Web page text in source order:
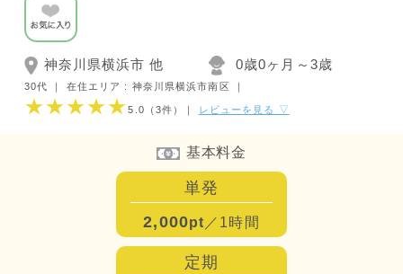
神奈川県横浜市 他 0歳0ヶ月～3歳
30代 ｜ 在住エリア : 神奈川県横浜市南区
★★★★★5.0 （3件） レビューを見る ▽
基本料金
単発
2,000pt ／1時間
定期